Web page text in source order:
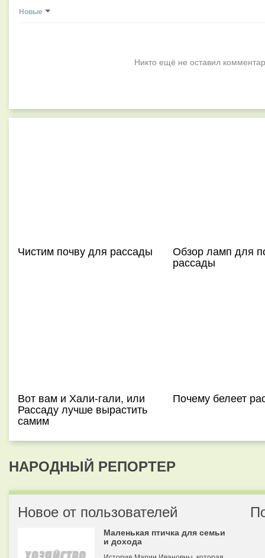
Новые
Никто ещё не оставил
Чистим почву для рассады Обзор ламп для
рассады
Вот вам и Хали-гали, или
Рассаду лучше вырастить
самим
Почему белеет
НАРОДНЫЙ РЕПОРТЕР
Новое от пользователей
Маленькая птичка для семьи
и дохода